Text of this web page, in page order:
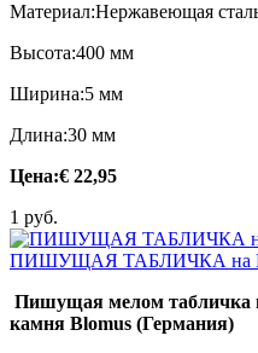
Материал:Нержавеющая
Высота:400 мм
Ширина:5 мм
Длина:30 мм
Цена:€ 22,95
1 руб.
ПИШУЩАЯ ТАБЛИЧКА на
Пишущая мелом табличка
камня Blomus (Германия)